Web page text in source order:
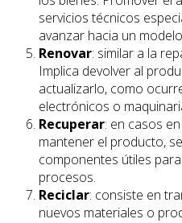
servicios técnicos
avanzar hacia un
Renovar: similar a la
Implica devolver al
actualizarlo, como
electrónicos o
Recuperar: en casos
mantener el producto,
componentes útiles
procesos.
Reciclar: consiste en
nuevos materiales o